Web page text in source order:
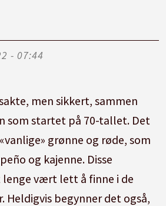
- 07:44
men sikkert, sammen
som startet på 70-tallet. Det
grønne og røde, som
og kajenne. Disse
lenge vært lett å finne i de
begynner det også,